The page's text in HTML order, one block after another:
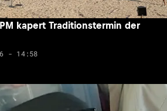
kapert Traditionstermin der
- 14:58